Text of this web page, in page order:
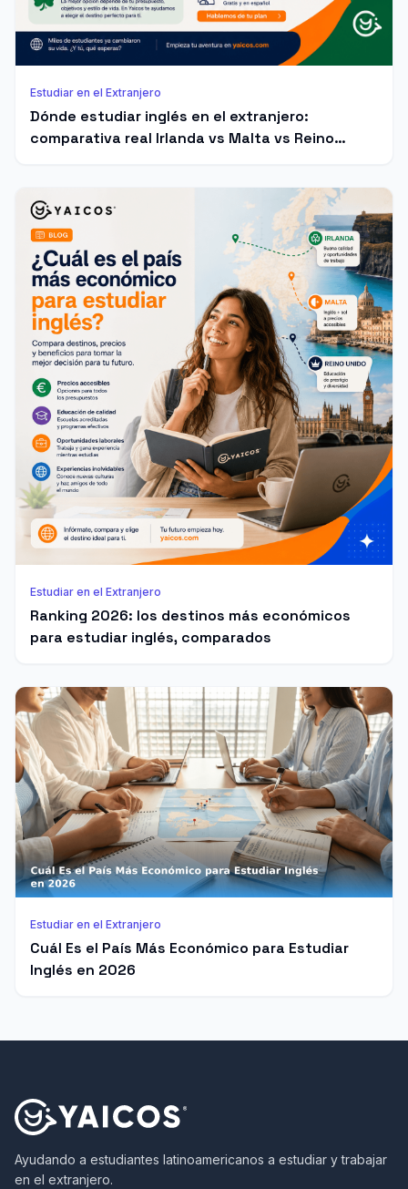
Estudiar en el Extranjero
Dónde estudiar inglés en el extranjero:
comparativa real Irlanda vs Malta vs Reino
Estudiar en el Extranjero
Ranking 2026: los destinos más económicos
para estudiar inglés, comparados
Estudiar en el Extranjero
Cuál Es el País Más Económico para Estudiar
Inglés en 2026
Ayudando a estudiantes latinoamericanos a estudiar y trabajar
en el extranjero.